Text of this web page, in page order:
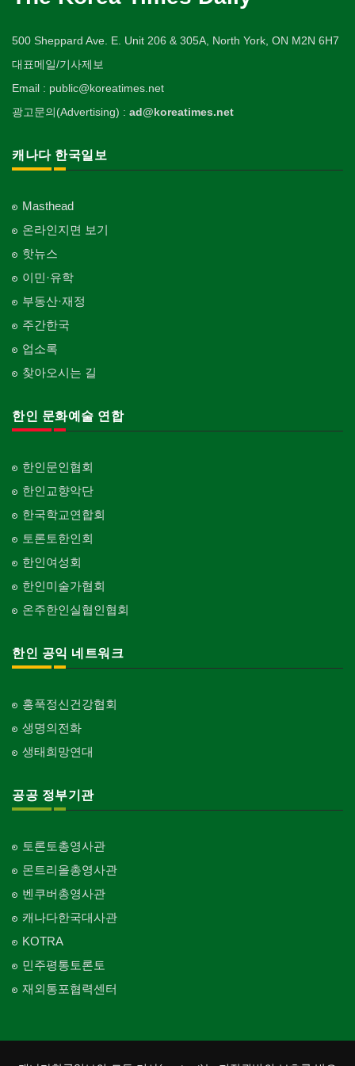
500 Sheppard Ave. E. Unit 206 & 305A, North York, ON M2N 6H7
대표메일/기사제보
Email : public@koreatimes.net
광고문의(Advertising) : ad@koreatimes.net
캐나다 한국일보
Masthead
온라인지면 보기
핫뉴스
이민·유학
부동산·재정
주간한국
업소록
찾아오시는 길
한인 문화예술 연합
한인문인협회
한인교향악단
한국학교연합회
토론토한인회
한인여성회
한인미술가협회
온주한인실협인협회
한인 공익 네트워크
홍푹정신건강협회
생명의전화
생태희망연대
공공 정부기관
토론토총영사관
몬트리올총영사관
벤쿠버총영사관
캐나다한국대사관
KOTRA
민주평통토론토
재외통포협력센터